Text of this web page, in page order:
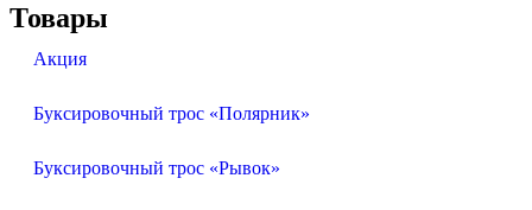
Товары
Акция
Буксировочный трос «Полярник»
Буксировочный трос «Рывок»